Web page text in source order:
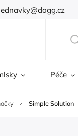
Péče
/ Simple Solution